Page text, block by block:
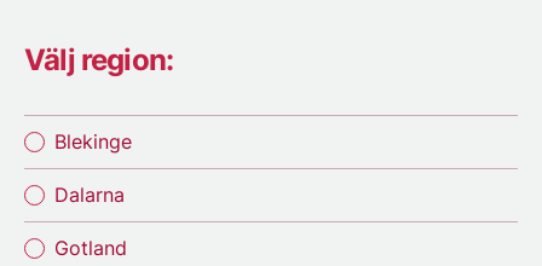
Välj region:
Blekinge
Dalarna
Gotland